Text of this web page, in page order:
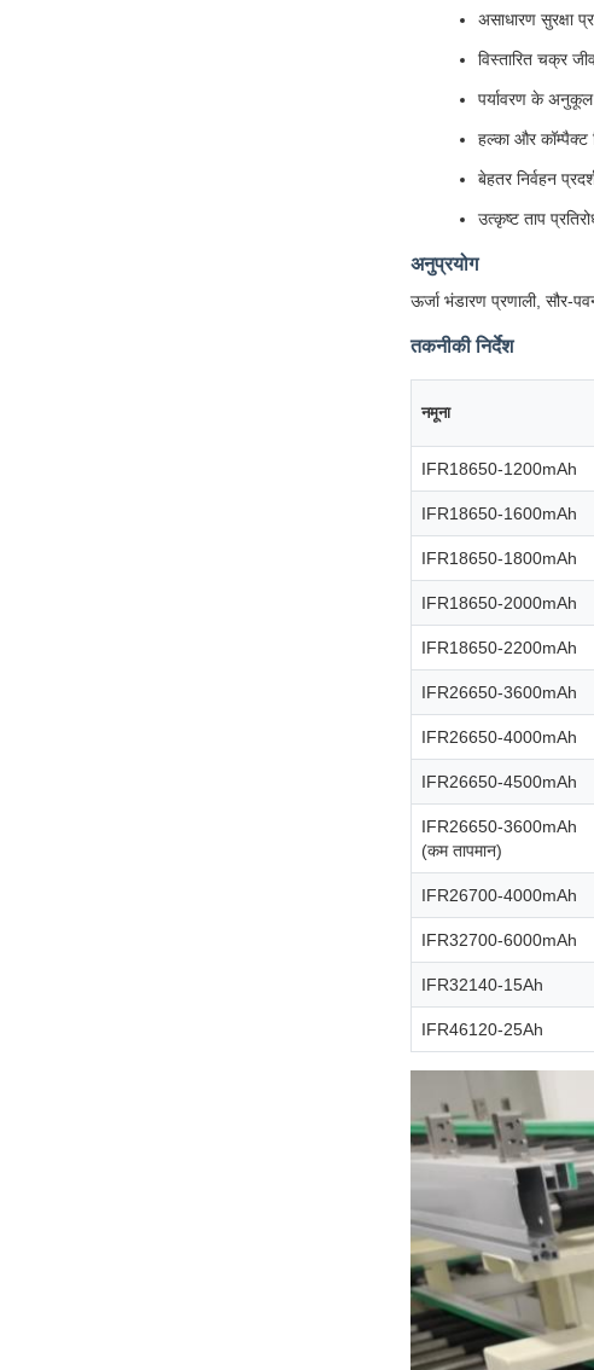
असाधारण सुरक्षा
विस्तारित चक्र
पर्यावरण के अनुकूल
हल्का और कॉम्पैक्ट
बेहतर निर्वहन
उत्कृष्ट ताप
अनुप्रयोग
ऊर्जा भंडारण प्रणाली, सौर-
तकनीकी निर्देश
नमूना
IFR18650-1200mAh
IFR18650-1600mAh
IFR18650-1800mAh
IFR18650-2000mAh
IFR18650-2200mAh
IFR26650-3600mAh
IFR26650-4000mAh
IFR26650-4500mAh
IFR26650-3600mAh
(कम तापमान)
IFR26700-4000mAh
IFR32700-6000mAh
IFR32140-15Ah
IFR46120-25Ah